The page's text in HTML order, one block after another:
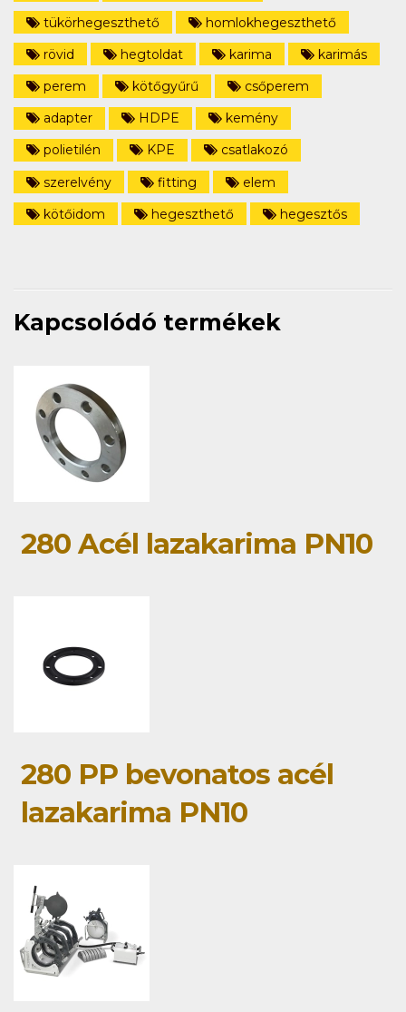
tükörhegeszthető
homlokhegeszthető
rövid
hegtoldat karima
karimás
perem
kötőgyűrű
csőperem
adapter
HDPE
kemény
polietilén
KPE
csatlakozó
szerelvény
fitting
elem
kötőidom
hegeszthető hegesztős
Kapcsolódó termékek
280 Acél lazakarima PN10
280 PP bevonatos acél
lazakarima PN10